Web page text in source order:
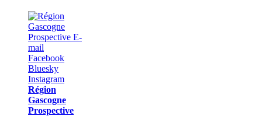
Région
Gascogne
Prospective